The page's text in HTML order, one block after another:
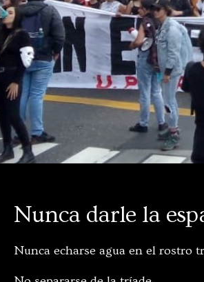
Nunca darle la
Nunca echarse agua en el rostro